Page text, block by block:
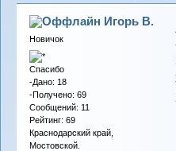
Игорь В.
Новичок
Спасибо
-Дано: 18
-Получено: 69
Сообщений: 11
Рейтинг: 69
Краснодарский край,
Мостовской.